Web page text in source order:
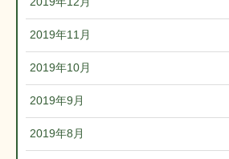
2019年11月
2019年10月
2019年9月
2019年8月